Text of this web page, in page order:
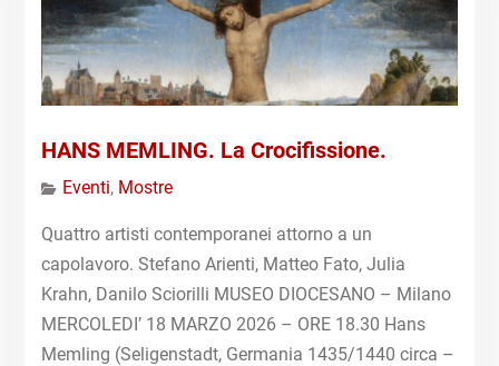
HANS MEMLING. La Crocifissione.
Eventi, Mostre
Quattro artisti contemporanei attorno a un
capolavoro. Stefano Arienti, Matteo Fato, Julia
Krahn, Danilo Sciorilli MUSEO DIOCESANO – Milano
MERCOLEDI’ 18 MARZO 2026 – ORE 18.30 Hans
Memling (Seligenstadt, Germania 1435/1440 circa –